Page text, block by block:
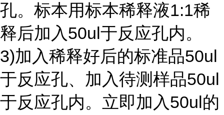
孔。标本用标本稀释液1:1稀
释后加入50ul于反应孔内。
3)加入稀释好后的标准品50ul
于反应孔、加入待测样品50ul
于反应孔内。立即加入50ul的